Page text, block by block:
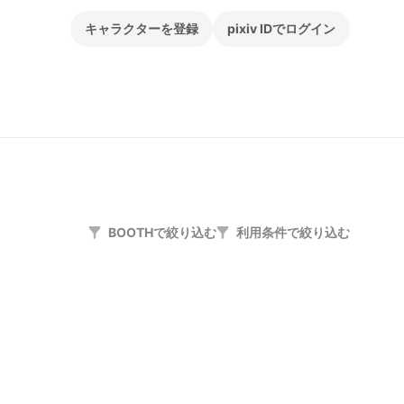
キャラクターを登録 pixiv IDでログイン
BOOTHで絞り込む 利用条件で絞り込む